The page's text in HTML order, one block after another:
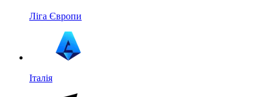
Ліга Європи
Італія